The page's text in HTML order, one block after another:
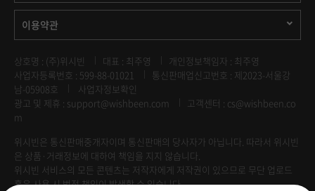
이용약관
상호명 : (주)위시빈 대표 : 최주영
개인정보책임자 : 최주영
사업자등록번호 : 599-88-01021
통신판매업신고번호 : 제2023-서울강
남-05908호
사업자정보확인
광고 및 제휴 : support@wishbeen.com
고객센터 : cs@wishbeen.co
m
위시빈은 통신판매중개자이며 통신판매의 당사자가 아닙니다. 따라서 위시빈
은 상품·거래정보에 대하여 책임을 지지 않습니다.
위시빈 서비스의 모든 콘텐츠는 저작자에게 저작권이 있으므로 무단 업로드
혹은 사용 시 법적 책임이 발생할 수 있습니다.